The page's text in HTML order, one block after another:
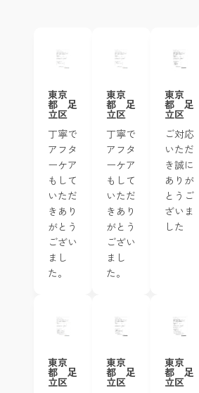
東京
都 足
立区
丁寧で
アフタ
ーケア
もして
いただ
きあり
がとう
ござい
まし
た。
東京
都 足
立区
丁寧で
アフタ
ーケア
もして
いただ
きあり
がとう
ござい
まし
た。
東京
都 足
立区
ご対応
いただ
き誠に
ありが
とうご
ざいま
した
東京
都 足
立区
東京
都 足
立区
東京
都 足
立区